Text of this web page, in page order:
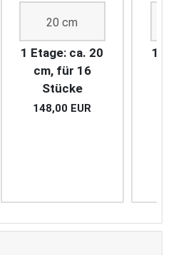
20 cm
1 Etage: ca. 20
cm, für 16
Stücke
148,00 EUR
1